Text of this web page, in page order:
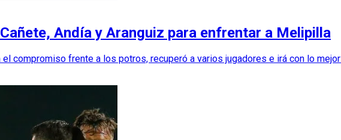
Andía y Aranguiz para enfrentar a Melipilla
compromiso frente a los potros, recuperó a varios jugadores e irá con lo